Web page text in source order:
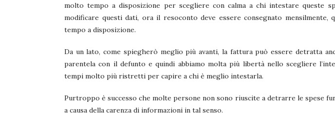
molto tempo a disposizione per scegliere con calma a chi intestare queste
modificare questi dati, ora il resoconto deve essere consegnato mensilmente,
tempo a disposizione.
Da un lato, come spiegherò meglio più avanti, la fattura può essere detratta
parentela con il defunto e quindi abbiamo molta più libertà nello scegliere
tempi molto più ristretti per capire a chi è meglio intestarla.
Purtroppo è successo che molte persone non sono riuscite a detrarre le spese
a causa della carenza di informazioni in tal senso.